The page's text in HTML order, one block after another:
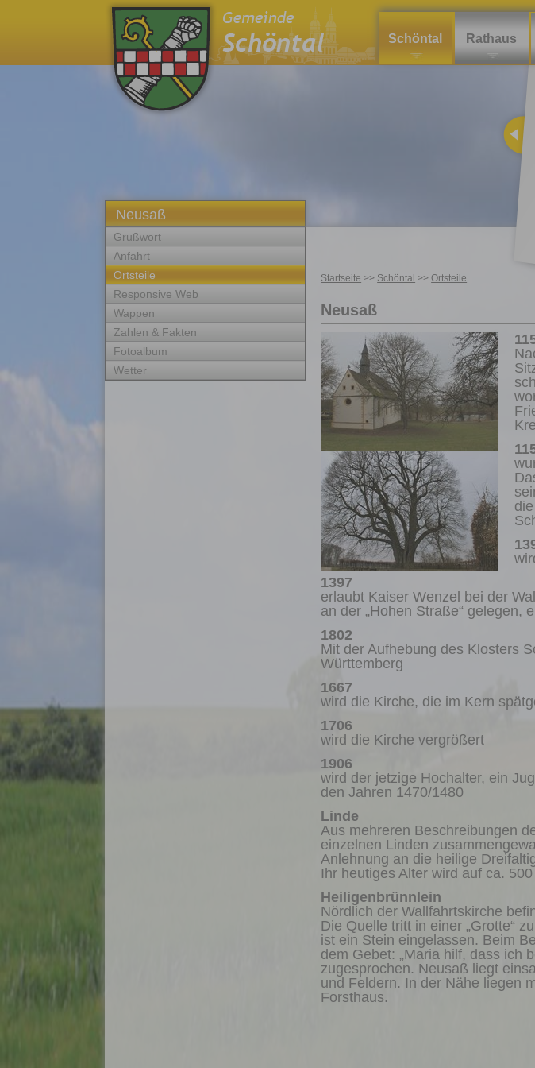
Schöntal Rathaus
Neusaß
Grußwort
Anfahrt
Ortsteile
Responsive Web
Wappen
Zahlen & Fakten
Fotoalbum
Wetter
Startseite >> Schöntal >>Ortsteile
Neusaß
1397
erlaubt Kaiser Wenzel bei der
an der „Hohen Straße“ gelegen,
1802
Mit der Aufhebung des Klosters
Württemberg
1667
wird die Kirche, die im Kern
1706
wird die Kirche vergrößert
1906
wird der jetzige Hochalter, ein
den Jahren 1470/1480
Linde
Aus mehreren Beschreibungen
einzelnen Linden
Anlehnung an die heilige
Ihr heutiges Alter wird auf ca.
Heiligenbrünnlein
Nördlich der Wallfahrtskirche
Die Quelle tritt in einer „Grotte“
ist ein Stein eingelassen. Beim
dem Gebet: „Maria hilf, dass ich
zugesprochen. Neusaß liegt
und Feldern. In der Nähe liegen
Forsthaus.